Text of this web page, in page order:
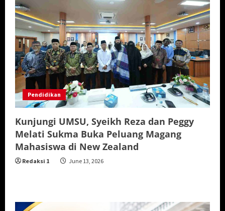
Pendidikan
Kunjungi UMSU, Syeikh Reza dan Peggy
Melati Sukma Buka Peluang Magang
Mahasiswa di New Zealand
Redaksi 1 June 13, 2026